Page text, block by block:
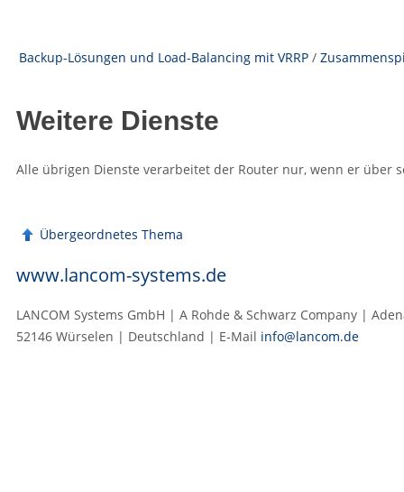
Backup-Lösungen und Load-Balancing mit VRRP /
Weitere Dienste
Alle übrigen Dienste verarbeitet der Router nur, wenn er über
Übergeordnetes Thema
www.lancom-systems.de
LANCOM Systems GmbH | A Rohde & Schwarz Company |
52146 Würselen | Deutschland | E‑Mail info@lancom.de